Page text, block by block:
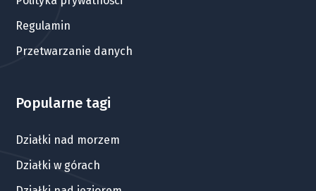
Regulamin
Przetwarzanie danych
Popularne tagi
Działki nad morzem
Działki w górach